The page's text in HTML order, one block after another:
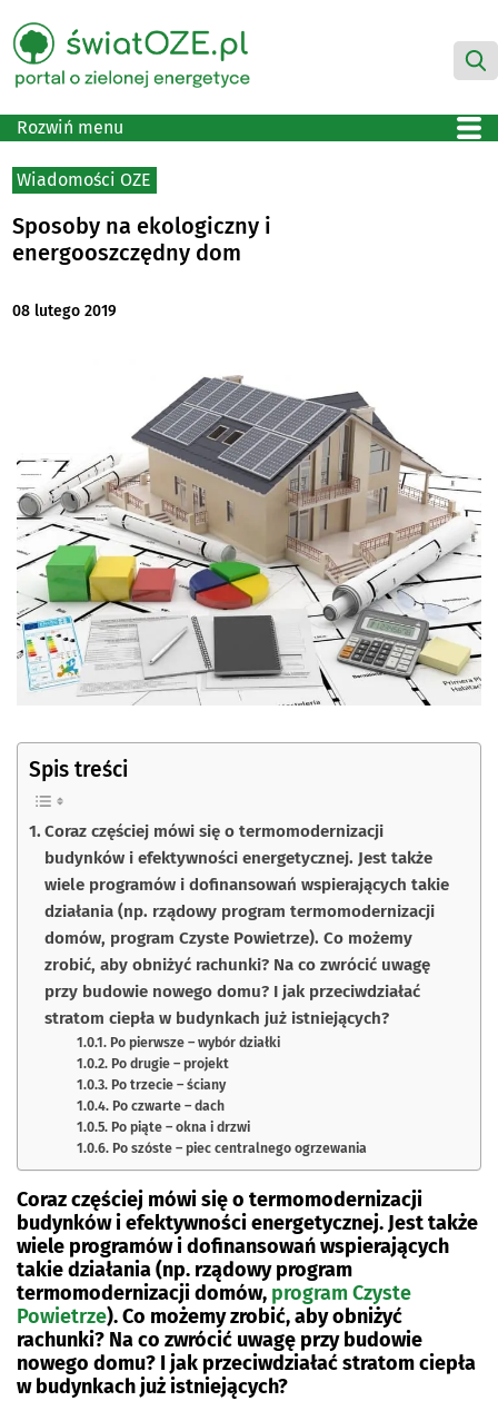
Rozwiń menu
Wiadomości OZE
Sposoby na ekologiczny i
energooszczędny dom
08 lutego 2019
Spis treści
Coraz częściej mówi się o termomodernizacji
budynków i efektywności energetycznej. Jest także
wiele programów i dofinansowań wspierających takie
działania (np. rządowy program termomodernizacji
domów, program Czyste Powietrze). Co możemy
zrobić, aby obniżyć rachunki? Na co zwrócić uwagę
przy budowie nowego domu? I jak przeciwdziałać
stratom ciepła w budynkach już istniejących?
Po pierwsze – wybór działki
Po drugie – projekt
Po trzecie – ściany
Po czwarte – dach
Po piąte – okna i drzwi
Po szóste – piec centralnego ogrzewania
Coraz częściej mówi się o termomodernizacji
budynków i efektywności energetycznej. Jest także
wiele programów i dofinansowań wspierających
takie działania (np. rządowy program
termomodernizacji domów, program Czyste
Powietrze). Co możemy zrobić, aby obniżyć
rachunki? Na co zwrócić uwagę przy budowie
nowego domu? I jak przeciwdziałać stratom ciepła
w budynkach już istniejących?